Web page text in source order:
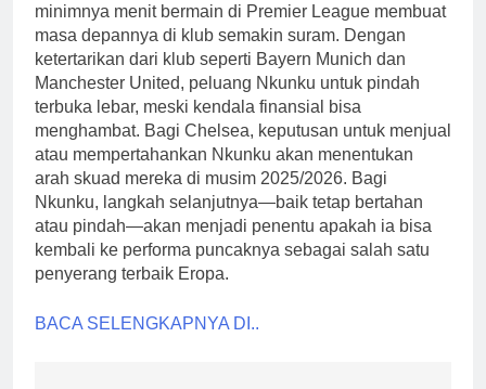
minimnya menit bermain di Premier League membuat
masa depannya di klub semakin suram. Dengan
ketertarikan dari klub seperti Bayern Munich dan
Manchester United, peluang Nkunku untuk pindah
terbuka lebar, meski kendala finansial bisa
menghambat. Bagi Chelsea, keputusan untuk menjual
atau mempertahankan Nkunku akan menentukan
arah skuad mereka di musim 2025/2026. Bagi
Nkunku, langkah selanjutnya—baik tetap bertahan
atau pindah—akan menjadi penentu apakah ia bisa
kembali ke performa puncaknya sebagai salah satu
penyerang terbaik Eropa.
BACA SELENGKAPNYA DI..